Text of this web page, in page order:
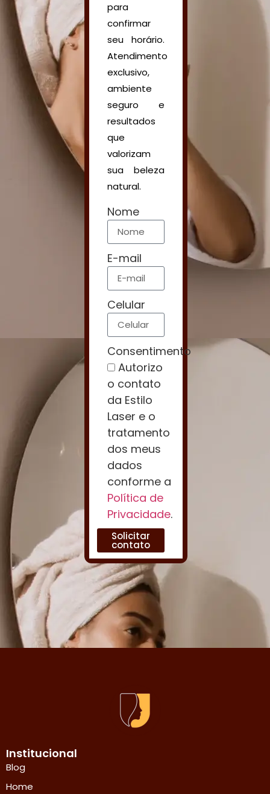
para
confirmar
seu horário.
Atendimento
exclusivo,
ambiente
seguro e
resultados
que
valorizam
sua beleza
natural.
Nome
E-mail
Celular
Consentimento
Autorizo
o contato
da Estilo
Laser e o
tratamento
dos meus
dados
conforme a
Política de
Privacidade.
Solicitar
contato
Institucional
Blog
Home